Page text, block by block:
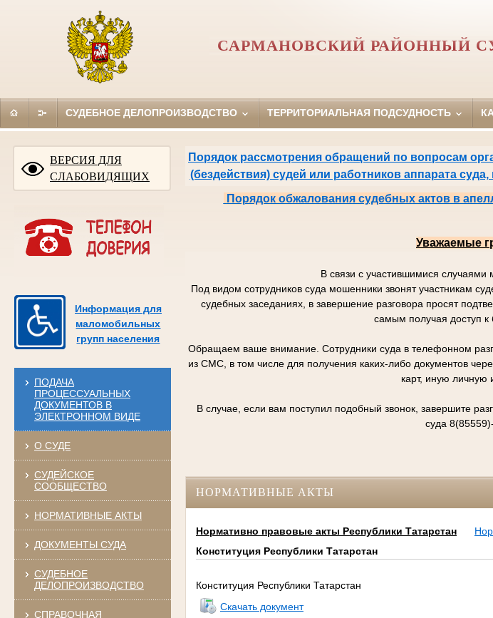
САРМАНОВСКИЙ РАЙОННЫЙ
СУДЕБНОЕ ДЕЛОПРОИЗВОДСТВО ТЕРРИТОРИАЛЬНАЯ ПОДСУДНОСТЬ
ВЕРСИЯ ДЛЯ
СЛАБОВИДЯЩИХ
Информация для
маломобильных
групп населения
ПОДАЧА
ПРОЦЕССУАЛЬНЫХ
ДОКУМЕНТОВ В
ЭЛЕКТРОННОМ ВИДЕ
О СУДЕ
СУДЕЙСКОЕ
СООБЩЕСТВО
НОРМАТИВНЫЕ АКТЫ
ДОКУМЕНТЫ СУДА
СУДЕБНОЕ
ДЕЛОПРОИЗВОДСТВО
СПРАВОЧНАЯ
Порядок рассмотрения обращений по вопросам
(бездействия) судей или работников аппарата
Порядок обжалования судебных актов в
Уважаемые
В связи с участившимися
Под видом сотрудников суда мошенники звонят участникам
судебных заседаниях, в завершение разговора просят
самым получая доступ к
Обращаем ваше внимание. Сотрудники суда в телефонном
из СМС, в том числе для получения каких-либо документов
карт, иную
В случае, если вам поступил подобный звонок, завершите
суда
НОРМАТИВНЫЕ АКТЫ
Нормативно правовые акты Республики Татарстан
Конституция Республики Татарстан
Конституция Республики Татарстан
Скачать документ